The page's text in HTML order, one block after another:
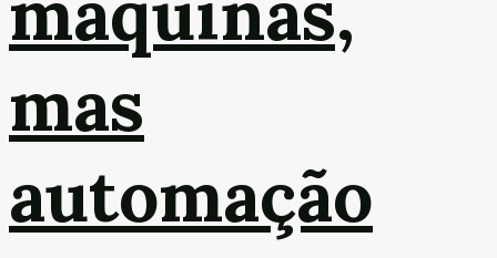
mas
automação